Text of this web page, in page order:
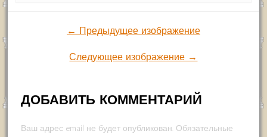
← Предыдущее изображение
Следующее изображение →
ДОБАВИТЬ КОММЕНТАРИЙ
Ваш адрес email не будет опубликован. Обязательные